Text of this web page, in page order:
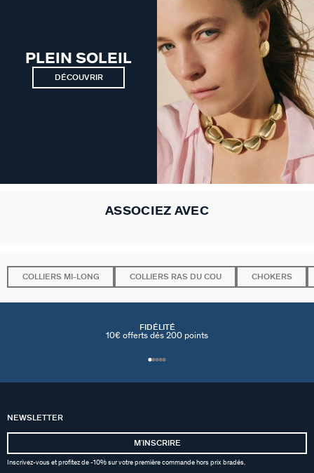
PLEIN SOLEIL
DÉCOUVRIR
ASSOCIEZ AVEC
COLLIERS MI-LONG COLLIERS RAS DU COU CHOKERS
FIDÉLITÉ
10€ offerts dés 200 points
NEWSLETTER
MʼINSCRIRE
Inscrivez-vous et profitez de -10% sur votre première commande hors prix bradés.